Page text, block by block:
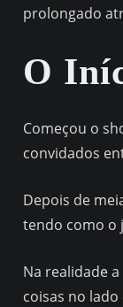
prolongado
O
Começou o
convidados
Depois de
tendo como o
Na realidade
coisas no